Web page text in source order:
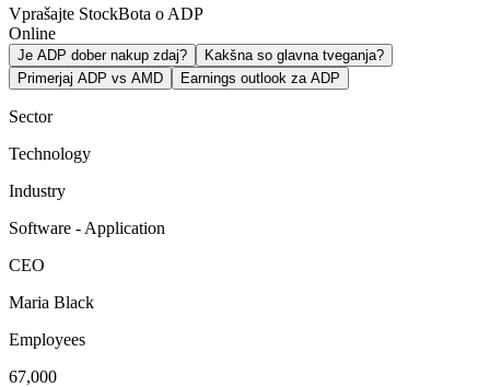
Vprašajte StockBota o ADP
Online
Je ADP dober nakup zdaj?
Kakšna so glavna tveganja?
Primerjaj ADP vs AMD
Earnings outlook za ADP
Sector
Technology
Industry
Software - Application
CEO
Maria Black
Employees
67,000